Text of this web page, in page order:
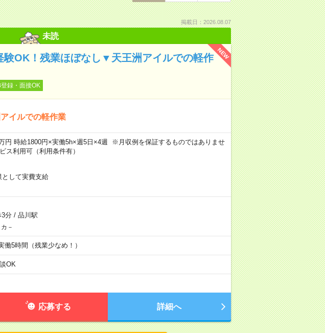
掲載日：2026.08.07
未読
NEW
験OK！残業ほぼなし▼天王洲アイルでの軽作
録・面接OK
イルでの軽作業
時給1800円×実働5h×週5日×4週 ※月収例を保証するものではありませ
ス利用可（利用条件有）
として実費支給
分/ 品川駅
－
働5時間（残業少なめ！）
OK
応募する 詳細へ